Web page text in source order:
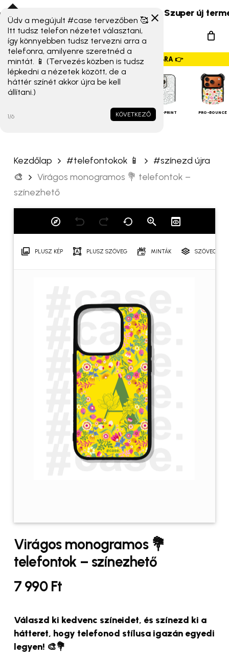
Skip
to
main
content
17T széria) érkeztek! ☀️ Szuper új
search
Menu
GYORSMENÜ SZALAG – HÚZZ JOBBRA 👉
iPHONE
MAGSAFE FULL-PRINT PRO-BOUNCE
Kezdőlap #telefontokok 📱
#színezd újra
🎨
Virágos monogramos 💐 telefontok –
színezhető
PLUSZ KÉP PLUSZ SZÖVEG MINTÁK
Virágos monogramos 💐
telefontok – színezhető
7 990 Ft
Válaszd ki kedvenc színeidet, és színezd ki a
hátteret, hogy telefonod stílusa igazán egyedi
legyen! 🎨💐
„Virágos monogramos 💐
telefontok – színezhető”
értékelése elsőként
Az e-mail címet nem tesszük
A kötelező mezőket
karakterrel jelöltük
Értékelésed*
E-mail
A nevem, e-mail címem, és
weboldalcímem mentése a
böngészőben a következő
hozzászólásomhoz.
Üdv a megújult #case tervezőben 🥰
Itt tudsz telefon nézetet választani,
így könnyebben tudsz tervezni arra a
telefonra, amilyenre szeretnéd a
mintát. 📱 (Tervezés közben is tudsz
lépkedni a nézetek között, de a
háttér színét akkor újra be kell
állítani.)
KÖVETKEZŐ
1/6